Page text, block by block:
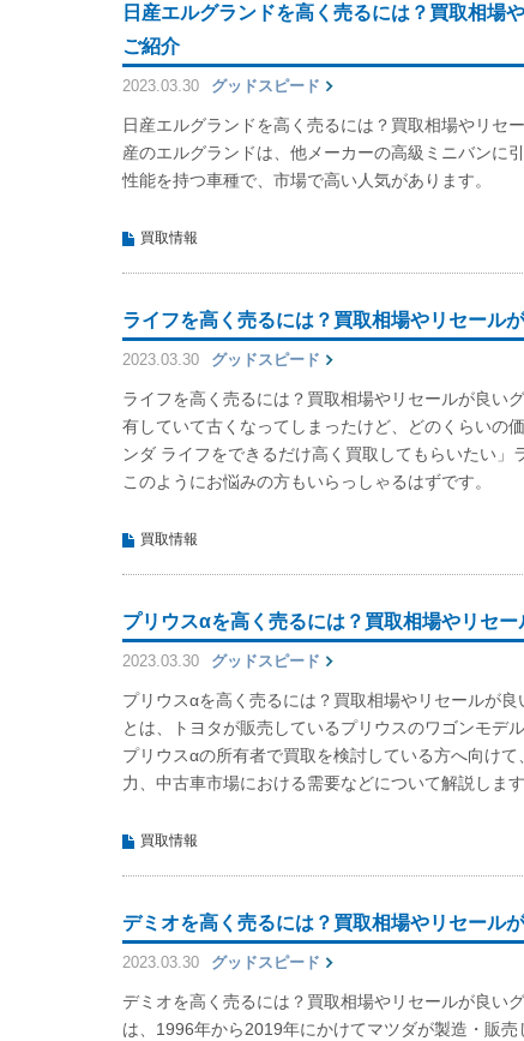
日産エルグランドを高く売るには？買取相場
ご紹介
2023.03.30 グッドスピード
日産エルグランドを高く売るには？買取相場やリセ
産のエルグランドは、他メーカーの高級ミニバンに
性能を持つ車種で、市場で高い人気があります。
買取情報
ライフを高く売るには？買取相場やリセール
2023.03.30 グッドスピード
ライフを高く売るには？買取相場やリセールが良い
有していて古くなってしまったけど、どのくらいの
ンダ ライフをできるだけ高く買取してもらいたい」
このようにお悩みの方もいらっしゃるはずです。
買取情報
プリウスαを高く売るには？買取相場やリセ
2023.03.30 グッドスピード
プリウスαを高く売るには？買取相場やリセールが
とは、トヨタが販売しているプリウスのワゴンモデ
プリウスαの所有者で買取を検討している方へ向け
力、中古車市場における需要などについて解説します
買取情報
デミオを高く売るには？買取相場やリセール
2023.03.30 グッドスピード
デミオを高く売るには？買取相場やリセールが良い
は、1996年から2019年にかけてマツダが製造・販売